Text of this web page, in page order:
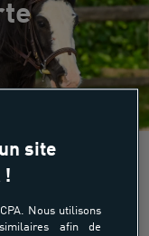
(été) -
site
!
Nous utilisons
afin de